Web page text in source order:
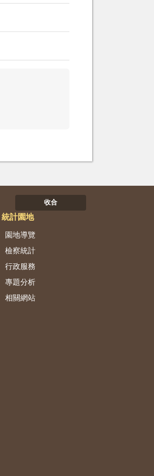
收合
統計園地
園地導覽
檢察統計
行政服務
專題分析
相關網站